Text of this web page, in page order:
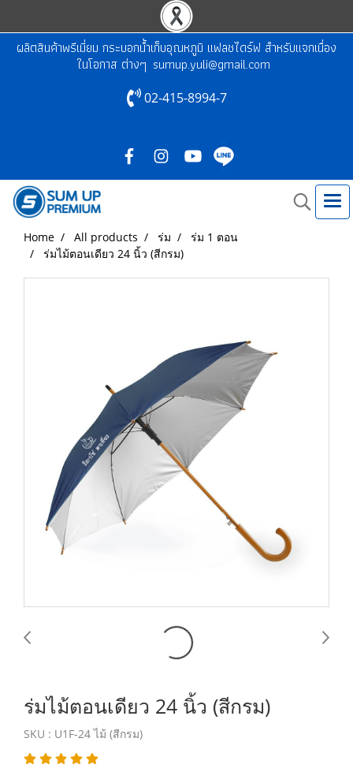
ผลิตสินค้าพรีเมี่ยม กระบอกน้ำเก็บอุณหภูมิ แฟลชไดร์ฟ สำหรับแจกเนื่อง
ในโอกาส ต่างๆ sumup.yuli@gmail.com
02-415-8994-7
Home All products ร่ม
ร่ม 1 ตอน
ร่มไม้ตอนเดียว 24 นิ้ว (สีกรม)
ร่มไม้ตอนเดียว 24 นิ้ว (สีกรม)
SKU : U1F-24 ไม้ (สีกรม)